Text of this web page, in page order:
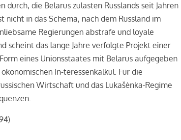
durch, die Belarus zulasten Russlands seit Jahren
nicht in das Schema, nach dem Russland im
Regierungen abstrafe und loyale
scheint das lange Jahre verfolgte Projekt einer
eines Unionsstaates mit Belarus aufgegeben
In-teressenkalkül. Für die
Wirtschaft und das Lukašėnka-Regime